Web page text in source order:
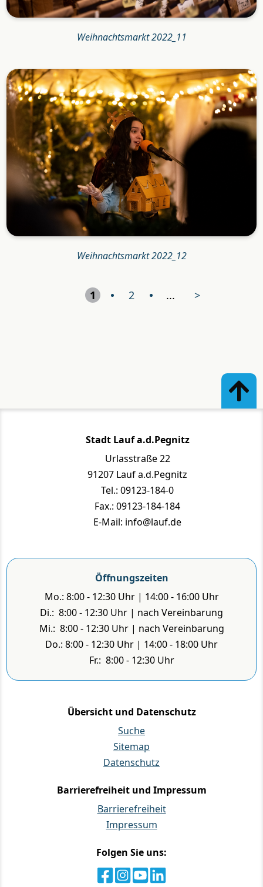
Weihnachtsmarkt 2022_11
Weihnachtsmarkt 2022_12
1 2 ... >
Stadt Lauf a.d.Pegnitz
Urlasstraße 22
91207 Lauf a.d.Pegnitz
Tel.: 09123-184-0
Fax.: 09123-184-184
E-Mail: info@lauf.de
Öffnungszeiten
Mo.: 8:00 - 12:30 Uhr | 14:00 - 16:00 Uhr
Di.: 8:00 - 12:30 Uhr | nach Vereinbarung
Mi.: 8:00 - 12:30 Uhr | nach Vereinbarung
Do.: 8:00 - 12:30 Uhr | 14:00 - 18:00 Uhr
Fr.: 8:00 - 12:30 Uhr
Übersicht und Datenschutz
Suche
Sitemap
Datenschutz
Barrierefreiheit und Impressum
Barrierefreiheit
Impressum
Folgen Sie uns: